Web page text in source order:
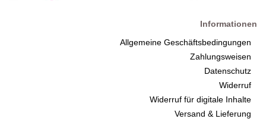
Informationen
Allgemeine Geschäftsbedingungen
Zahlungsweisen
Datenschutz
Widerruf
Widerruf für digitale Inhalte
Versand & Lieferung